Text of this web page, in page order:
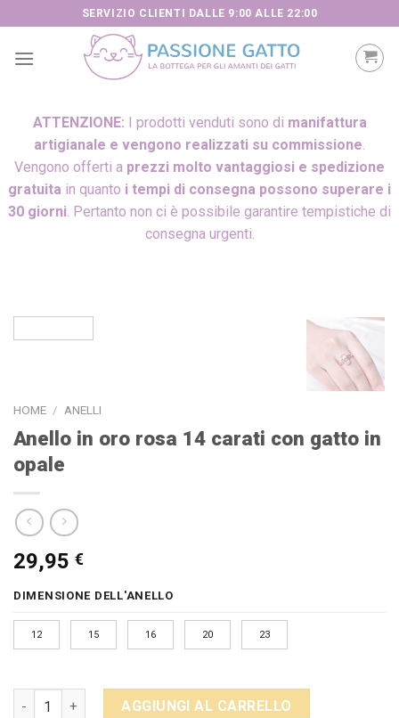
to
content
SERVIZIO CLIENTI DALLE 9:00 ALLE 22:00
ATTENZIONE: I prodotti venduti sono di manifattura
artigianale e vengono realizzati su commissione.
Vengono offerti a prezzi molto vantaggiosi e spedizione
gratuita in quanto i tempi di consegna possono superare i
30 giorni. Pertanto non ci è possibile garantire tempistiche di
consegna urgenti.
HOME / ANELLI
Anello in oro rosa 14 carati con gatto in
opale
29,95 €
DIMENSIONE DELL'ANELLO
12 15 16 20 23
Anello in oro rosa 14 carati con gatto in opale quantità
AGGIUNGI AL CARRELLO